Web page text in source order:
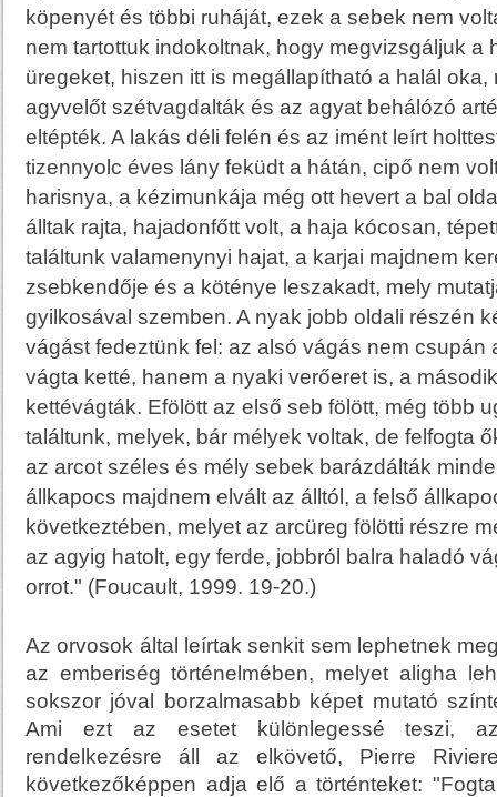
köpenyét és többi ruháját, ezek a sebek nem
nem tartottuk indokoltnak, hogy megvizsgáljuk a
üregeket, hiszen itt is megállapítható a halál
agyvelőt szétvagdalták és az agyat behálózó
eltépték. A lakás déli felén és az imént leírt
tizennyolc éves lány feküdt a hátán, cipő nem
harisnya, a kézimunkája még ott hevert a bal
álltak rajta, hajadonfőtt volt, a haja kócosan,
találtunk valamenynyi hajat, a karjai majdnem
zsebkendője és a köténye leszakadt, mely
gyilkosával szemben. A nyak jobb oldali részén
vágást fedeztünk fel: az alsó vágás nem csupán
vágta ketté, hanem a nyaki verőeret is, a
kettévágták. Efölött az első seb fölött, még több
találtunk, melyek, bár mélyek voltak, de felfogta
az arcot széles és mély sebek barázdálták
állkapocs majdnem elvált az álltól, a felső
következtében, melyet az arcüreg fölötti részre
az agyig hatolt, egy ferde, jobbról balra haladó
orrot." (Foucault, 1999. 19-20.)
Az orvosok által leírtak senkit sem lephetnek
az emberiség történelmében, melyet aligha
sokszor jóval borzalmasabb képet mutató
Ami ezt az esetet különlegessé teszi,
rendelkezésre áll az elkövető, Pierre
következőképpen adja elő a történteket: